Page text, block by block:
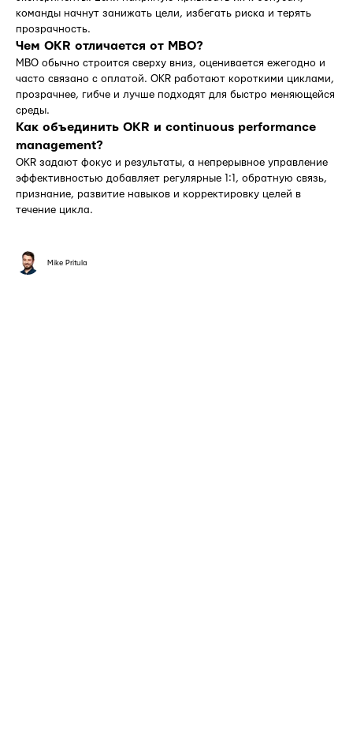
команды начнут занижать цели, избегать риска и терять
прозрачность.
Чем OKR отличается от MBO?
MBO обычно строится сверху вниз, оценивается ежегодно и
часто связано с оплатой. OKR работают короткими циклами,
прозрачнее, гибче и лучше подходят для быстро меняющейся
среды.
Как объединить OKR и continuous performance
management?
OKR задают фокус и результаты, а непрерывное управление
эффективностью добавляет регулярные 1:1, обратную связь,
признание, развитие навыков и корректировку целей в
течение цикла.
Mike Pritula